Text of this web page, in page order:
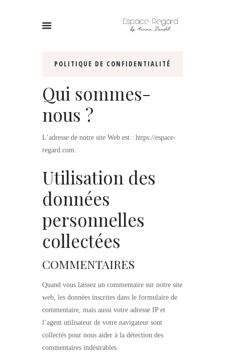
POLITIQUE DE CONFIDENTIALITÉ
Qui sommes-
nous ?
L’adresse de notre site Web est : https://espace-
regard.com.
Utilisation des
données
personnelles
collectées
COMMENTAIRES
Quand vous laissez un commentaire sur notre site
web, les données inscrites dans le formulaire de
commentaire, mais aussi votre adresse IP et
l’agent utilisateur de votre navigateur sont
collectés pour nous aider à la détection des
commentaires indésirables.